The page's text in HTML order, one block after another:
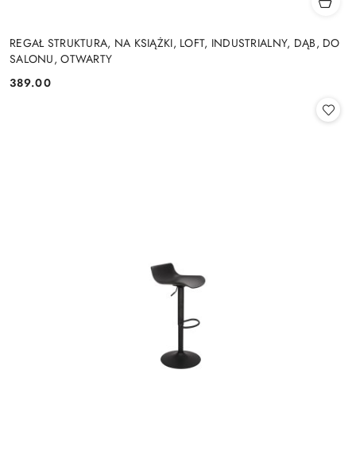
REGAŁ STRUKTURA, NA KSIĄŻKI, LOFT, INDUSTRIALNY, DĄB, DO
SALONU, OTWARTY
Cena:
389.00